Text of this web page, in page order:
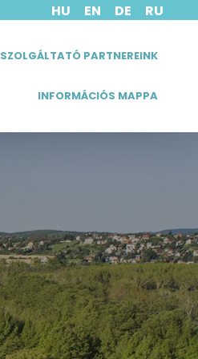
HU EN DE RU
SZOLGÁLTATÓ PARTNEREINK
INFORMÁCIÓS MAPPA